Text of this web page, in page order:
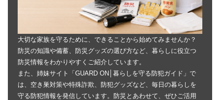
大切な家族を守るために、できることから始めてみませんか？
防災の知識や備蓄、防災グッズの選び方など、暮らしに役立つ
防災情報をわかりやすくご紹介しています。
また、姉妹サイト「GUARD ON│暮らしを守る防犯ガイド」で
は、空き巣対策や特殊詐欺、防犯グッズなど、毎日の暮らしを
守る防犯情報を発信しています。防災とあわせて、ぜひご活用